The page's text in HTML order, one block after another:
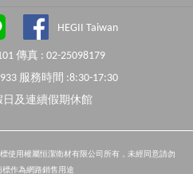
HEGII Taiwan
傳真 : 02-25098179
服務時間 :8:30-17:30
日及連續假期休館
使用權屬恒潔衛材有限公司所有，未經同意請勿
標作為網路銷售用途